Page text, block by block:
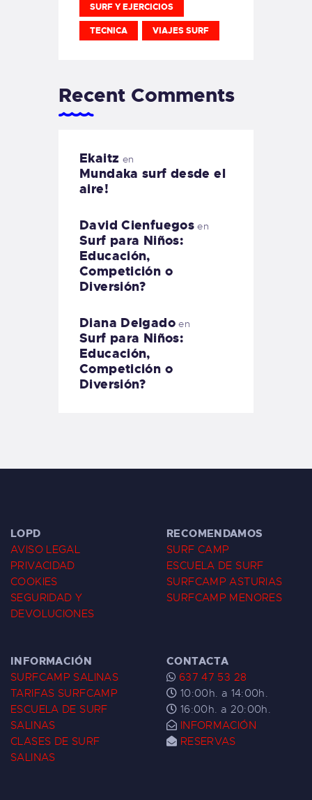
SURF Y EJERCICIOS
TECNICA VIAJES SURF
Recent Comments
Ekaitz en
Mundaka surf desde el
aire!
David Cienfuegos en
Surf para Niños:
Educación,
Competición o
Diversión?
Diana Delgadoen
Surf para Niños:
Educación,
Competición o
Diversión?
LOPD
AVISO LEGAL
PRIVACIDAD
COOKIES
SEGURIDAD Y
DEVOLUCIONES
RECOMENDAMOS
SURF CAMP
ESCUELA DE SURF
SURFCAMP ASTURIAS
SURFCAMP MENORES
INFORMACIÓN
SURFCAMP SALINAS
TARIFAS SURFCAMP
ESCUELA DE SURF
SALINAS
CLASES DE SURF
SALINAS
CONTACTA
637 47 53 28
10:00h. a 14:00h.
16:00h. a 20:00h.
INFORMACIÓN
RESERVAS